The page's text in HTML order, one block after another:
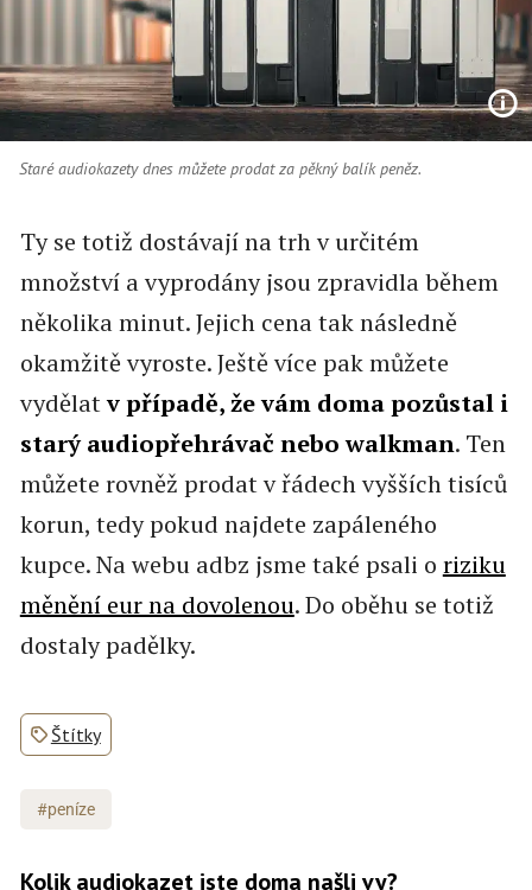
Staré audiokazety dnes můžete prodat za pěkný balík peněz.
Ty se totiž dostávají na trh v určitém
množství a vyprodány jsou zpravidla během
několika minut. Jejich cena tak následně
okamžitě vyroste. Ještě více pak můžete
vydělatv případě, že vám doma pozůstal i
starý audiopřehrávač nebo walkman. Ten
můžete rovněž prodat v řádech vyšších tisíců
korun, tedy pokud najdete zapáleného
kupce. Na webu adbz jsme také psali o riziku
měnění eur na dovolenou. Do oběhu se totiž
dostaly padělky.
Štítky
#peníze
Kolik audiokazet jste doma našli vy?